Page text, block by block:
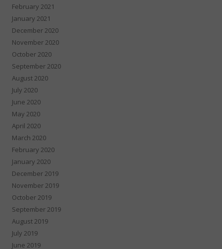
February 2021
January 2021
December 2020
November 2020
October 2020
September 2020
August 2020
July 2020
June 2020
May 2020
April 2020
March 2020
February 2020
January 2020
December 2019
November 2019
October 2019
September 2019
August 2019
July 2019
June 2019